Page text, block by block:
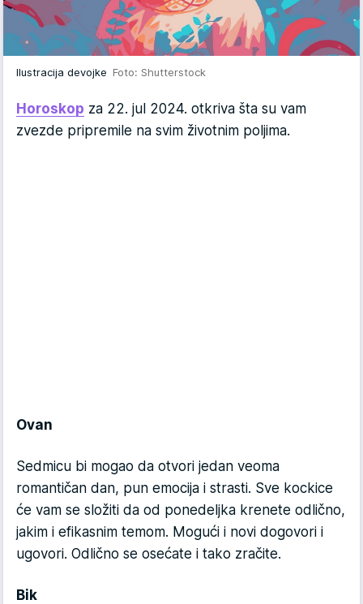
Ilustracija devojke Foto: Shutterstock
Horoskop za 22. jul 2024. otkriva šta su vam
zvezde pripremile na svim životnim poljima.
Ovan
Sedmicu bi mogao da otvori jedan veoma
romantičan dan, pun emocija i strasti. Sve kockice
će vam se složiti da od ponedeljka krenete odlično,
jakim i efikasnim temom. Mogući i novi dogovori i
ugovori. Odlično se osećate i tako zračite.
Bik